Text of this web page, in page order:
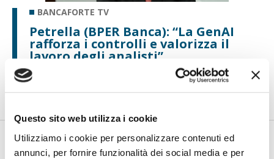
Questo sito web utilizza i cookie
Utilizziamo i cookie per personalizzare contenuti ed
annunci, per fornire funzionalità dei social media e per
BANCAFORTE TV
Petrella (BPER Banca): “La GenAI
rafforza i controlli e valorizza il
lavoro degli analisti”
di Flavio Padovan, Maddalena Libertini -
Rendere i controlli di